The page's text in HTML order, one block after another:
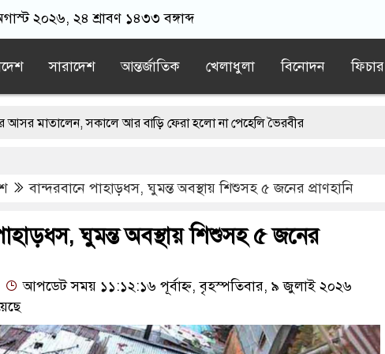
২০২৬, ২৪ শ্রাবণ ১৪৩৩ বঙ্গাব্দ
সারাদেশ আন্তর্জাতিক খেলাধুলা বিনোদন ফিচার
সকালে আর বাড়ি ফেরা হলো না পেহেলি ভৈরবীর
হাসিনা প্রধানমন্ত্রীকে বরণে প্রস্তুত চট্টগ্রাম, উজ্জীবিত নেতাকর্মীরা
প্রতিরক্ষা চুক্তি, হামলায় জবাব দেবে তিন দেশ
বান্দরবানে পাহাড়ধস, ঘুমন্ত অবস্থায় শিশুসহ ৫ জনের প্রাণহানি
ঘুমন্ত অবস্থায় শিশুসহ ৫ জনের
আপডেট সময় ১১:১২:১৬ পূর্বাহ্ন, বৃহস্পতিবার, ৯ জুলাই ২০২৬